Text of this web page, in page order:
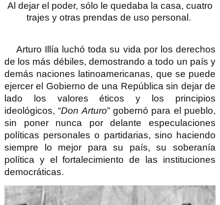
Al dejar el poder, sólo le quedaba la casa, cuatro
trajes y otras prendas de uso personal.
Arturo Illía luchó toda su vida por los derechos
de los más débiles, demostrando a todo un país y
demás naciones latinoamericanas, que se puede
ejercer el Gobierno de una República sin dejar de
lado los valores éticos y los principios
ideológicos,“Don Arturo” gobernó para el pueblo,
sin poner nunca por delante especulaciones
políticas personales o partidarias, sino haciendo
siempre lo mejor para su país, su soberanía
política y el fortalecimiento de las instituciones
democráticas.